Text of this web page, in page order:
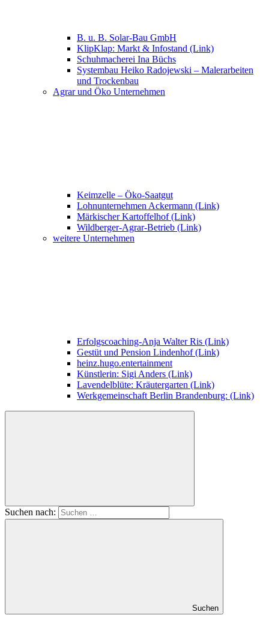
B. u. B. Solar-Bau GmbH
KlipKlap: Markt & Infostand (Link)
Schuhmacherei Ina Büchs
Systembau Heiko Radojewski – Malerarbeiten
und Trockenbau
Agrar und Öko Unternehmen
Keimzelle – Öko-Saatgut
Lohnunternehmen Ackermann (Link)
Märkischer Kartoffelhof (Link)
Wildberger-Agrar-Betrieb (Link)
weitere Unternehmen
Erfolgscoaching-Anja Walter Ris (Link)
Gestüt und Pension Lindenhof (Link)
heinz.hugo.entertainment
Künstlerin: Sigi Anders (Link)
Lavendelblüte: Kräutergarten (Link)
Werkgemeinschaft Berlin Brandenburg: (Link)
Suchen nach:
Suchen